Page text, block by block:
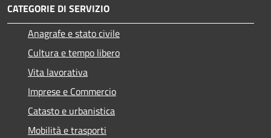
CATEGORIE DI SERVIZIO
Anagrafe e stato civile
Cultura e tempo libero
Vita lavorativa
Imprese e Commercio
Catasto e urbanistica
Mobilità e trasporti